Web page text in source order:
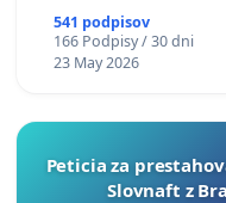
541 podpisov
166 Podpisy / 30 dni
23 May 2026
Peticia za
Slovnaft z